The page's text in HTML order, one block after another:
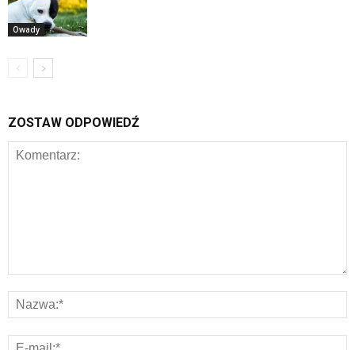
Owady
ZOSTAW ODPOWIEDŹ